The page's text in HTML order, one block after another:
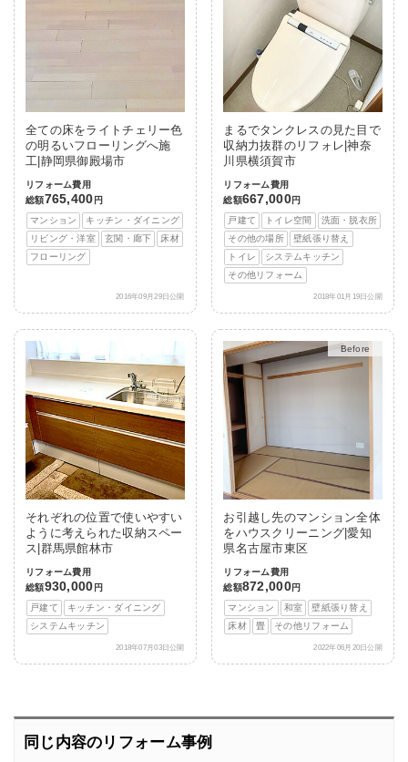
全ての床をライトチェリー色
の明るいフローリングへ施
工|静岡県御殿場市
リフォーム費用
総額765,400 円
マンション
キッチン・ダイニング
リビング・洋室
玄関・廊下
床材
フローリング
2016年09月29日公開
まるでタンクレスの見た目で
収納力抜群のリフォレ|神奈
川県横須賀市
リフォーム費用
総額667,000円
戸建て
トイレ空間
洗面・脱衣所
その他の場所
壁紙張り替え
トイレ
システムキッチン
その他リフォーム
2018年01月19日公開
それぞれの位置で使いやすい
ように考えられた収納スペー
ス|群馬県館林市
リフォーム費用
総額930,000 円
戸建て
キッチン・ダイニング
システムキッチン
2018年07月03日公開
After
お引越し先のマンション全体
をハウスクリーニング|愛知
県名古屋市東区
リフォーム費用
総額872,000円
マンション
和室
壁紙張り替え
床材
畳 その他リフォーム
2022年06月20日公開
同じ内容のリフォーム事例